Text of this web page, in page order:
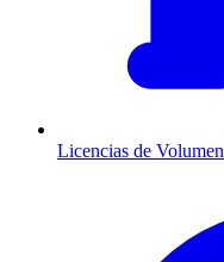
Licencias de Volumen